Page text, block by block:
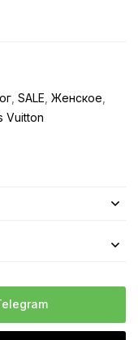
SALE Женское
Vuitton